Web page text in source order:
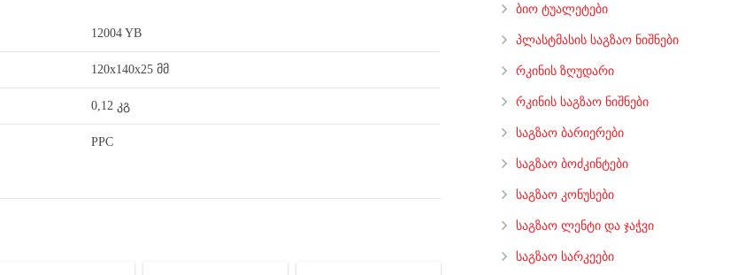
12004 YB
120x140x25 მმ
0,12 კგ
PPC
ბიო ტუალეტები
პლასტმასის საგზაო ნიშნები
რკინის ზღუდარი
რკინის საგზაო ნიშნები
საგზაო ბარიერები
საგზაო ბოძკინტები
საგზაო კონუსები
საგზაო ლენტი და ჯაჭვი
საგზაო სარკეები